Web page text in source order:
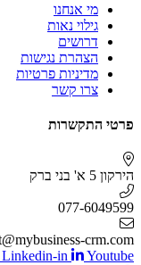
מי אנחנו
גילוי נאות
דרושים
הצהרת נגישות
מדיניות פרטיות
צרו קשר
פרטי התקשרות
הירקון 5 א' בני ברק
077-6049599
crm.com
Linkedin-in Youtube